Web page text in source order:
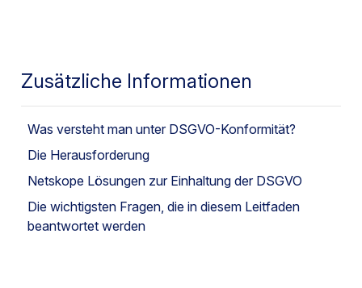
Zusätzliche Informationen
Was versteht man unter DSGVO-Konformität?
Die Herausforderung
Netskope Lösungen zur Einhaltung der DSGVO
Die wichtigsten Fragen, die in diesem Leitfaden
beantwortet werden